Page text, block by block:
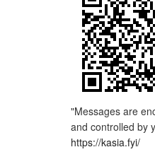
"Messages are
and controlled by
https://kasia.fyi/